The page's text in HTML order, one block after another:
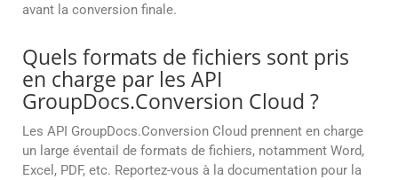
avant la conversion finale.
Quels formats de fichiers sont pris
en charge par les API
GroupDocs.Conversion Cloud ?
Les API GroupDocs.Conversion Cloud prennent en charge
un large éventail de formats de fichiers, notamment Word,
Excel, PDF, etc. Reportez-vous à la documentation pour la